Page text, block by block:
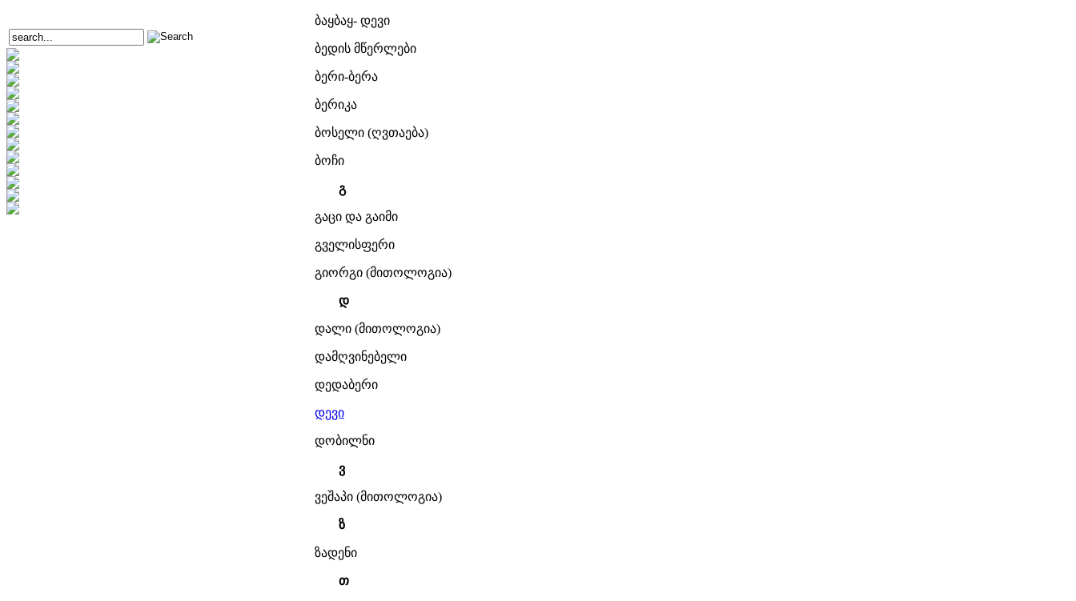
ბაყბაყ- დევი
ბედის მწერლები
ბერი-ბერა
ბერიკა
ბოსელი (ღვთაება)
ბოჩი
გ
გაცი და გაიმი
გველისფერი
გიორგი (მითოლოგია)
დ
დალი (მითოლოგია)
დამღვინებელი
დედაბერი
დევი
დობილნი
ვ
ვეშაპი (მითოლოგია)
ზ
ზადენი
თ